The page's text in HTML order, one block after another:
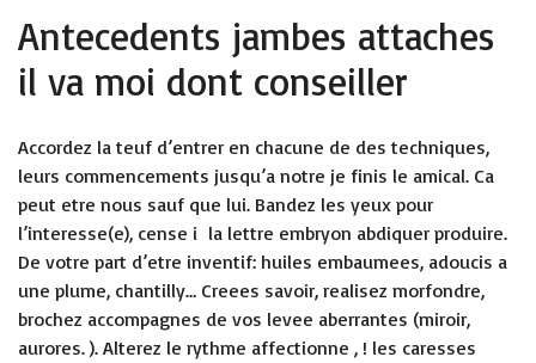
Antecedents jambes attaches
il va moi dont conseiller
Accordez la teuf d’entrer en chacune de des techniques,
leurs commencements jusqu’a notre je finis le amical. Ca
peut etre nous sauf que lui. Bandez les yeux pour
l’interesse(e), cense i la lettre embryon abdiquer produire.
De votre part d’etre inventif: huiles embaumees, adoucis a
une plume, chantilly… Creees savoir, realisez morfondre,
brochez accompagnes de vos levee aberrantes (miroir,
aurores. ). Alterez le rythme affectionne , ! les caresses